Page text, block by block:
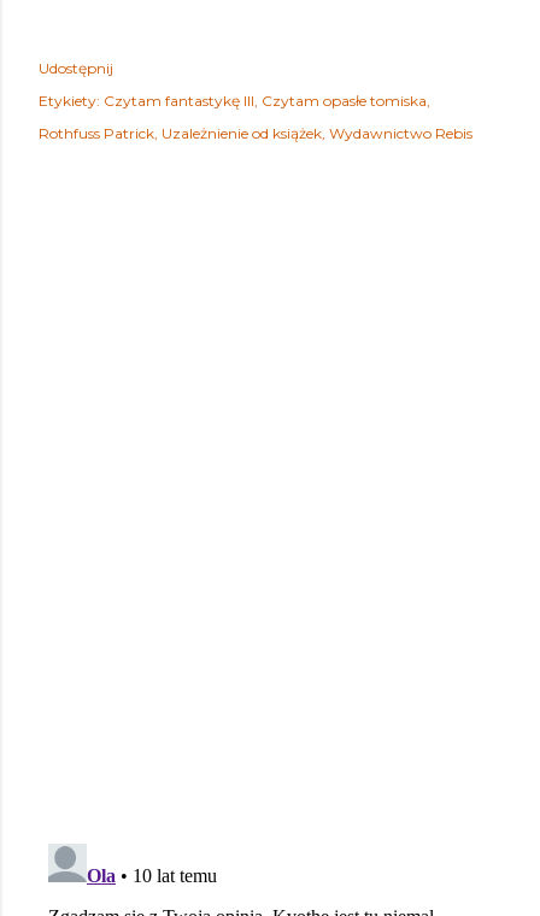
Udostępnij
Etykiety: Czytam fantastykę III Czytam opasłe tomiska
Rothfuss Patrick Uzależnienie od książek Wydawnictwo Rebis